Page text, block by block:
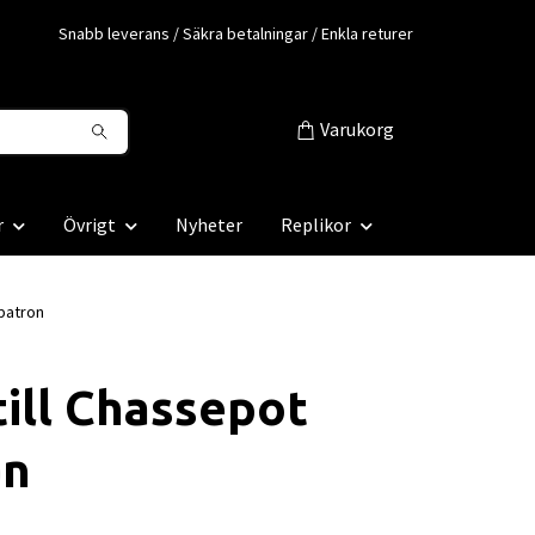
Snabb leverans / Säkra betalningar / Enkla returer
Varukorg
Övrigt Nyheter Replikor
Chassepot